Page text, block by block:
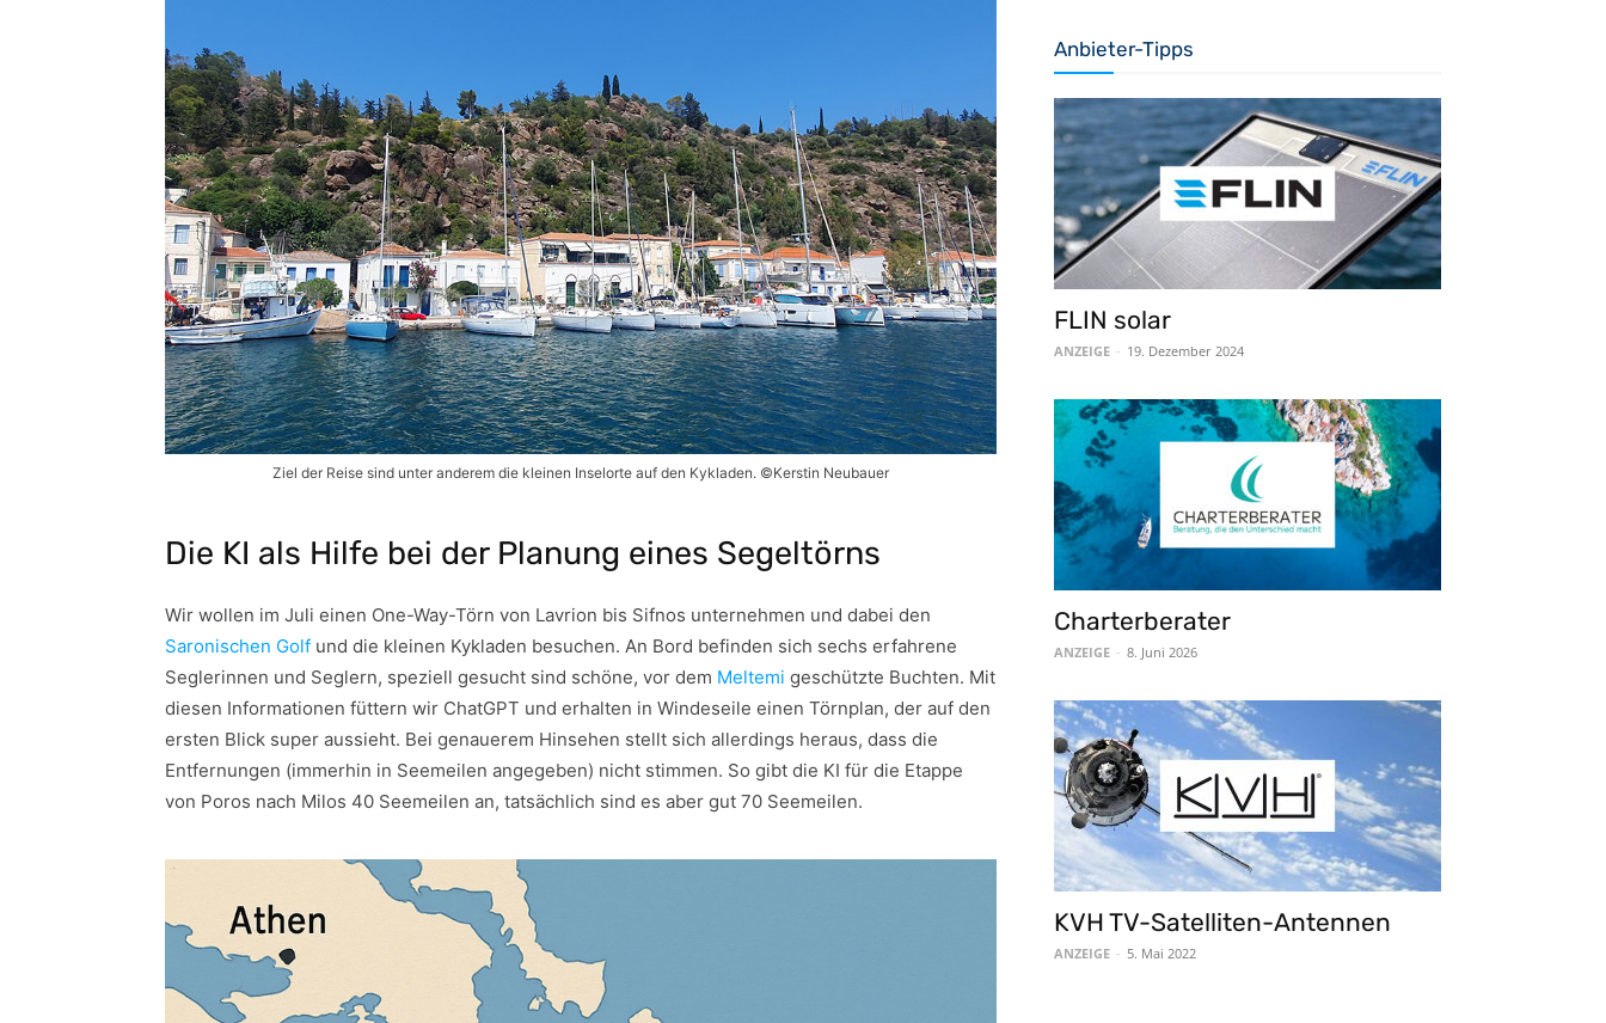
Ziel der Reise sind unter anderem die kleinen Inselorte auf den Kykladen. ©Kerstin Neubauer
Die KI als Hilfe bei der Planung eines Segeltörns
Wir wollen im Juli einen One-Way-Törn von Lavrion bis Sifnos unternehmen und dabei den
Saronischen Golf und die kleinen Kykladen besuchen. An Bord befinden sich sechs erfahrene
Seglerinnen und Seglern, speziell gesucht sind schöne, vor dem Meltemi geschützte Buchten. Mit
diesen Informationen füttern wir ChatGPT und erhalten in Windeseile einen Törnplan, der auf den
ersten Blick super aussieht. Bei genauerem Hinsehen stellt sich allerdings heraus, dass die
Entfernungen (immerhin in Seemeilen angegeben) nicht stimmen. So gibt die KI für die Etappe
von Poros nach Milos 40 Seemeilen an, tatsächlich sind es aber gut 70 Seemeilen.
Anbieter-Tipps
FLIN solar
ANZEIGE - 19. Dezember 2024
Charterberater
ANZEIGE - 8. Juni 2026
KVH TV-Satelliten-Antennen
ANZEIGE - 5. Mai 2022